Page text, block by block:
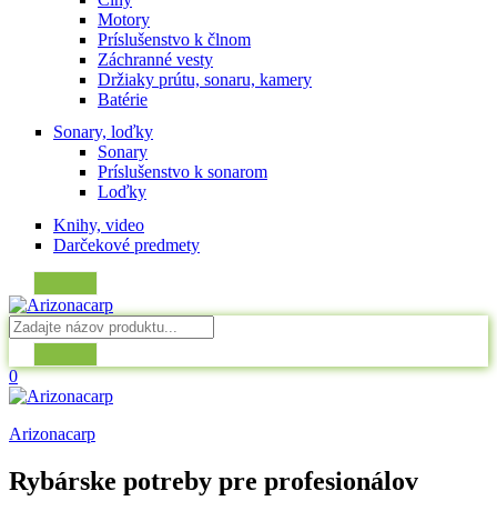
Motory
Príslušenstvo k člnom
Záchranné vesty
Držiaky prútu, sonaru, kamery
Batérie
Sonary, loďky
Sonary
Príslušenstvo k sonarom
Loďky
Knihy, video
Darčekové predmety
0
Arizonacarp
Rybárske potreby pre profesionálov